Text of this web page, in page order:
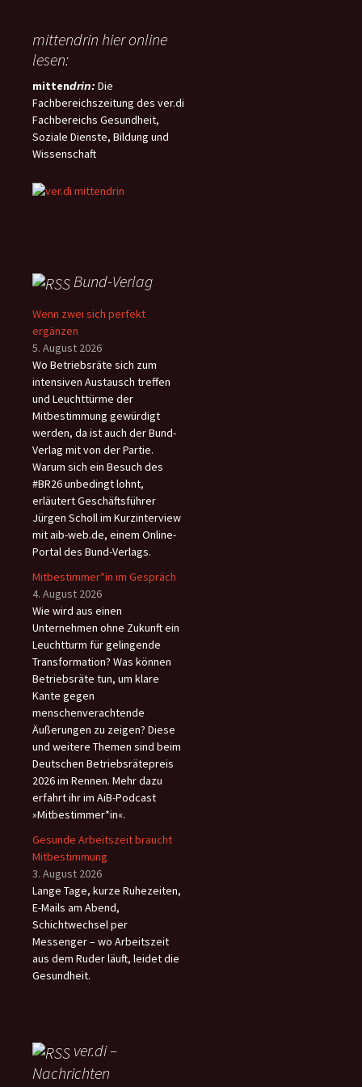
mittendrin hier online
lesen:
mittendrin: Die
Fachbereichszeitung des ver.di
Fachbereichs Gesundheit,
Soziale Dienste, Bildung und
Wissenschaft
Bund-Verlag
Wenn zwei sich perfekt
ergänzen
5. August 2026
Wo Betriebsräte sich zum
intensiven Austausch treffen
und Leuchttürme der
Mitbestimmung gewürdigt
werden, da ist auch der Bund-
Verlag mit von der Partie.
Warum sich ein Besuch des
#BR26 unbedingt lohnt,
erläutert Geschäftsführer
Jürgen Scholl im Kurzinterview
mit aib-web.de, einem Online-
Portal des Bund-Verlags.
Mitbestimmer*in im Gespräch
4. August 2026
Wie wird aus einen
Unternehmen ohne Zukunft ein
Leuchtturm für gelingende
Transformation? Was können
Betriebsräte tun, um klare
Kante gegen
menschenverachtende
Äußerungen zu zeigen? Diese
und weitere Themen sind beim
Deutschen Betriebsrätepreis
2026 im Rennen. Mehr dazu
erfahrt ihr im AiB-Podcast
»Mitbestimmer*in«.
Gesunde Arbeitszeit braucht
Mitbestimmung
3. August 2026
Lange Tage, kurze Ruhezeiten,
E-Mails am Abend,
Schichtwechsel per
Messenger – wo Arbeitszeit
aus dem Ruder läuft, leidet die
Gesundheit.
ver.di –
Nachrichten